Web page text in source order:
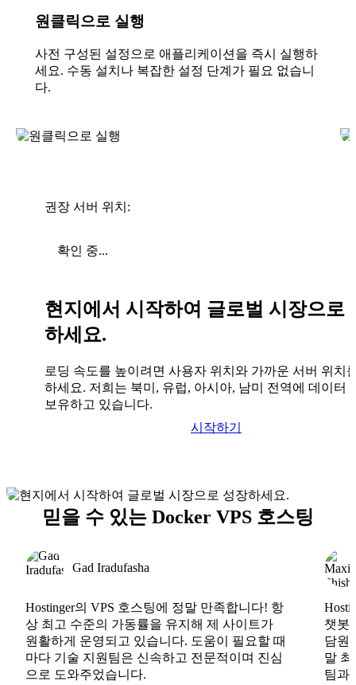
원클릭으로 실행
사전 구성된 설정으로 애플리케이션을 즉시 실행하
세요. 수동 설치나 복잡한 설정 단계가 필요 없습니
다.
권장 서버 위치:
확인 중...
현지에서 시작하여 글로벌 시장으로
하세요.
로딩 속도를 높이려면 사용자 위치와 가까운 서버 위치
하세요. 저희는 북미, 유럽, 아시아, 남미 전역에 데이터
보유하고 있습니다.
시작하기
믿을 수 있는 Docker VPS 호스팅
Gad Iradufasha
Hostinger의 VPS 호스팅에 정말 만족합니다! 항
상 최고 수준의 가동률을 유지해 제 사이트가
원활하게 운영되고 있습니다. 도움이 필요할 때
마다 기술 지원팀은 신속하고 전문적이며 진심
으로 도와주었습니다.
챗봇
담원
말
팀과